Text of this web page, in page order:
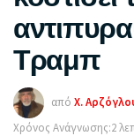
Τραμπ
από Χ.
Χρόνος Ανάγνωσης:2